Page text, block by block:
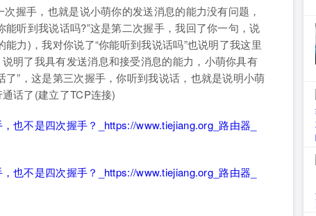
握手，也就是说小萌你的发送消息的能力没有问题，
听到我说话吗?”这是第二次握手，我回了你一句，说
力)，我对你说了“你能听到我说话吗”也说明了我这里
明了我具有发送消息和接受消息的能力，小萌你具有
”，这是第三次握手，你听到我说话，也就是说明小萌
话了(建立了TCP连接)